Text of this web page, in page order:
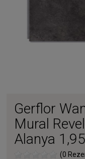
Gerflor
Mural
Alanya
(0